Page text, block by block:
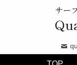
サー